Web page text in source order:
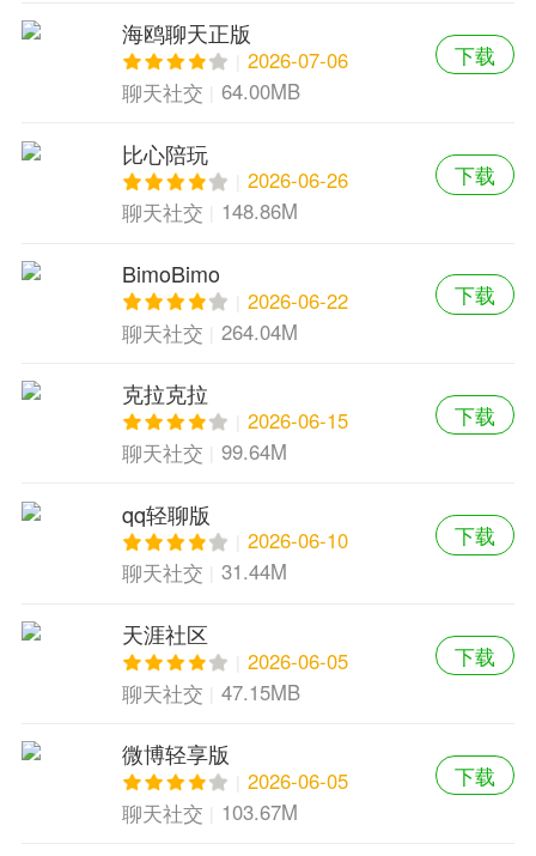
海鸥聊天正版
2026-07-06
聊天社交
64.00MB
下载
比心陪玩
2026-06-26
聊天社交
148.86M
下载
BimoBimo
2026-06-22
聊天社交
264.04M
下载
克拉克拉
2026-06-15
聊天社交
99.64M
下载
qq轻聊版
2026-06-10
聊天社交
31.44M
下载
天涯社区
2026-06-05
聊天社交
47.15MB
下载
微博轻享版
2026-06-05
聊天社交
103.67M
下载